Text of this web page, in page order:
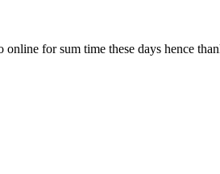
for sum time these days hence